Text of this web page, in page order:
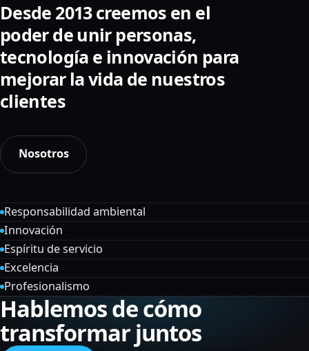
Desde 2013 creemos en el
poder de unir personas,
tecnología e innovación para
mejorar la vida de nuestros
clientes
Nosotros
Responsabilidad ambiental
Innovación
Espíritu de servicio
Excelencia
Profesionalismo
Hablemos de cómo
transformar juntos